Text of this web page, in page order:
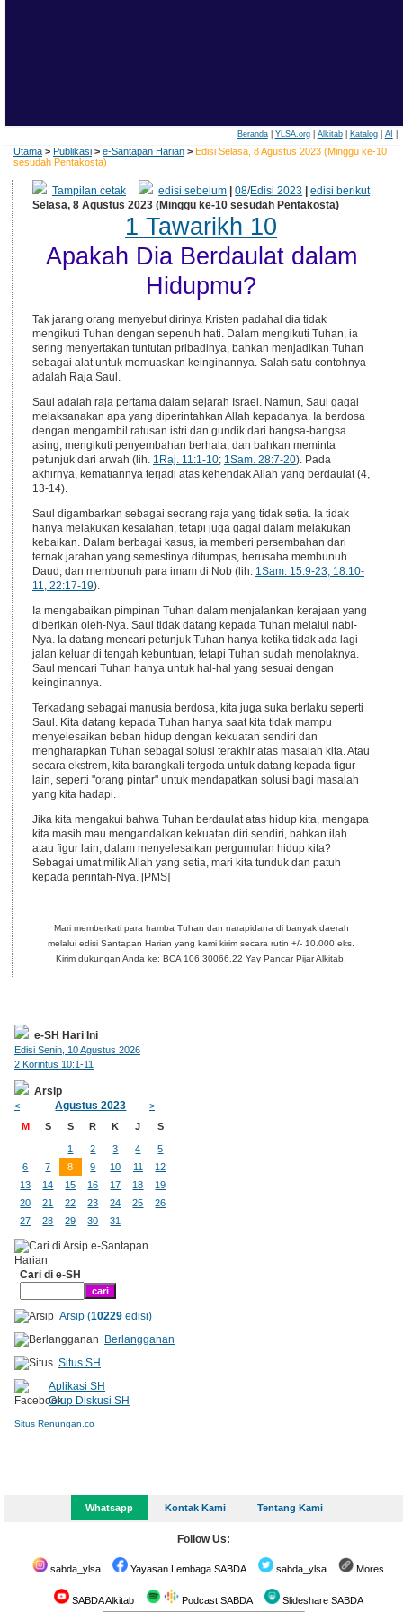
Beranda| YLSA.org| Alkitab| Katalog| AI
Utama > Publikasi > e-Santapan Harian > Edisi Selasa, 8 Agustus 2023 (Minggu ke-10
sesudah Pentakosta)
Tampilan cetak edisi sebelum |08/Edisi 2023 |edisi berikut
Selasa, 8 Agustus 2023 (Minggu ke-10 sesudah Pentakosta)
1 Tawarikh 10
Apakah Dia Berdaulat dalam
Hidupmu?
Tak jarang orang menyebut dirinya Kristen padahal dia tidak
mengikuti Tuhan dengan sepenuh hati. Dalam mengikuti Tuhan, ia
sering menyertakan tuntutan pribadinya, bahkan menjadikan Tuhan
sebagai alat untuk memuaskan keinginannya. Salah satu contohnya
adalah Raja Saul.
Saul adalah raja pertama dalam sejarah Israel. Namun, Saul gagal
melaksanakan apa yang diperintahkan Allah kepadanya. Ia berdosa
dengan mengambil ratusan istri dan gundik dari bangsa-bangsa
asing, mengikuti penyembahan berhala, dan bahkan meminta
petunjuk dari arwah (lih. 1Raj. 11:1-10; 1Sam. 28:7-20). Pada
akhirnya, kematiannya terjadi atas kehendak Allah yang berdaulat (4,
13-14).
Saul digambarkan sebagai seorang raja yang tidak setia. Ia tidak
hanya melakukan kesalahan, tetapi juga gagal dalam melakukan
kebaikan. Dalam berbagai kasus, ia memberi persembahan dari
ternak jarahan yang semestinya ditumpas, berusaha membunuh
Daud, dan membunuh para imam di Nob (lih. 1Sam. 15:9-23, 18:10-
11, 22:17-19).
Ia mengabaikan pimpinan Tuhan dalam menjalankan kerajaan yang
diberikan oleh-Nya. Saul tidak datang kepada Tuhan melalui nabi-
Nya. Ia datang mencari petunjuk Tuhan hanya ketika tidak ada lagi
jalan keluar di tengah kebuntuan, tetapi Tuhan sudah menolaknya.
Saul mencari Tuhan hanya untuk hal-hal yang sesuai dengan
keinginannya.
Terkadang sebagai manusia berdosa, kita juga suka berlaku seperti
Saul. Kita datang kepada Tuhan hanya saat kita tidak mampu
menyelesaikan beban hidup dengan kekuatan sendiri dan
mengharapkan Tuhan sebagai solusi terakhir atas masalah kita. Atau
secara ekstrem, kita barangkali tergoda untuk datang kepada figur
lain, seperti "orang pintar" untuk mendapatkan solusi bagi masalah
yang kita hadapi.
Jika kita mengakui bahwa Tuhan berdaulat atas hidup kita, mengapa
kita masih mau mengandalkan kekuatan diri sendiri, bahkan ilah
atau figur lain, dalam menyelesaikan pergumulan hidup kita?
Sebagai umat milik Allah yang setia, mari kita tunduk dan patuh
kepada perintah-Nya. [PMS]
Mari memberkati para hamba Tuhan dan narapidana di banyak daerah
melalui edisi Santapan Harian yang kami kirim secara rutin +/- 10.000 eks.
Kirim dukungan Anda ke: BCA 106.30066.22 Yay Pancar Pijar Alkitab.
e-SH Hari Ini
Edisi Senin, 10 Agustus 2026
2 Korintus 10:1-11
Arsip
< Agustus 2023
>
M
S S R K J S
1 2 3 4
5
6
7 8 9 10 11
12
13
14 15 16 17 18
19
20
21 22 23 24 25
26
27
28 29 30 31
Cari di e-SH
Arsip (10229edisi)
Berlangganan
Situs SH
Aplikasi SH
Grup Diskusi SH
Situs Renungan.co
Whatsapp Kontak Kami Tentang Kami
Follow Us:
sabda_ylsa Yayasan Lembaga SABDA sabda_ylsa Mores
SABDA Alkitab Podcast SABDA Slideshare SABDA